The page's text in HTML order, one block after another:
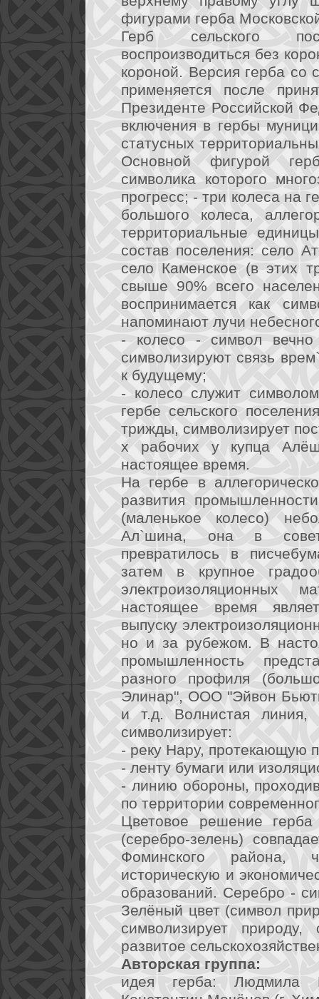
фигурами герба
Герб сельского
воспроизводиться без
короной. Версия герба со
применяется после
Президенте Российской
включения в гербы
статусных
Основной фигурой
символика которого
прогресс; - три колеса на
большого колеса,
территориальные
состав поселения: село
село Каменское (в этих
свыше 90% всего
воспринимается как
напоминают лучи
- колесо - символ
символизируют связь
к будущему;
- колесо служит
гербе сельского
трижды, символизирует
х рабочих у купца
настоящее время.
На гербе в
развития
(маленькое колесо)
Ал`шина, она в
превратилось в
затем в крупное
электроизоляционных
настоящее время
выпуску
но и за рубежом. В
промышленность
разного профиля
Элинар", ООО "Эйвон
и т.д. Волнистая линия,
символизирует:
- реку Нару, протекающую
- ленту бумаги или
- линию обороны,
по территории
Цветовое решение герба
(серебро-зелень)
Фоминского района,
историческую и
образований. Серебро -
Зелёный цвет (символ
символизирует
развитое
Авторская группа:
идея герба: Людмила